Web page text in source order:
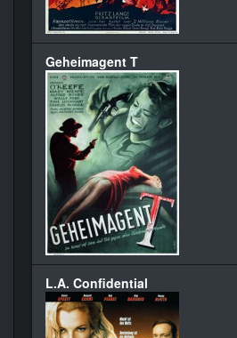
Geheimagent T
L.A. Confidential